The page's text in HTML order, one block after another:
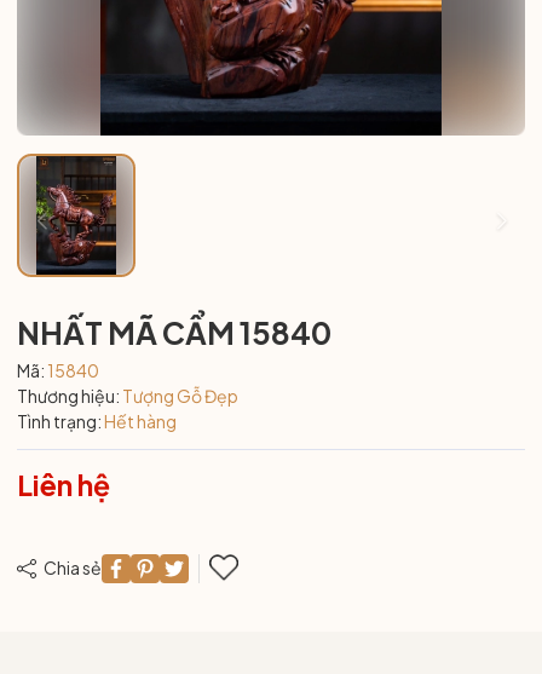
NHẤT MÃ CẨM 15840
Mã: 15840
Thương hiệu: Tượng Gỗ Đẹp
Tình trạng:Hết hàng
Liên hệ
Chia sẻ